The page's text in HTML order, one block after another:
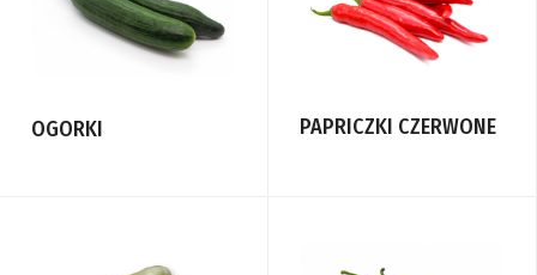
OGORKI PAPRICZKI CZERWONE